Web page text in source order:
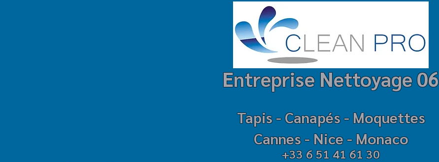
Entreprise Nettoyage 06
Tapis -Canapés - Moquettes
Cannes - Nice - Monaco
+33 6 51 41 61 30